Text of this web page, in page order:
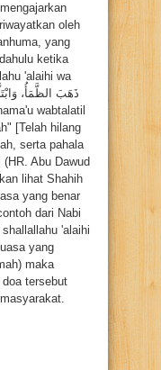
oleh
yang
ketika
'alaihi wa
[Telah hilang
serta pahala
Abu Dawud
lihat Shahih
yang benar
dari Nabi
'alaihi
yang
maka
tersebut